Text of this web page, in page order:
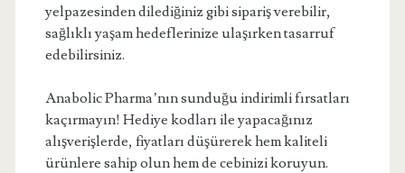
yelpazesinden dilediğiniz gibi sipariş verebilir,
sağlıklı yaşam hedeflerinize ulaşırken tasarruf
edebilirsiniz.
Anabolic Pharma’nın sunduğu indirimli fırsatları
kaçırmayın! Hediye kodları ile yapacağınız
alışverişlerde, fiyatları düşürerek hem kaliteli
ürünlere sahip olun hem de cebinizi koruyun.